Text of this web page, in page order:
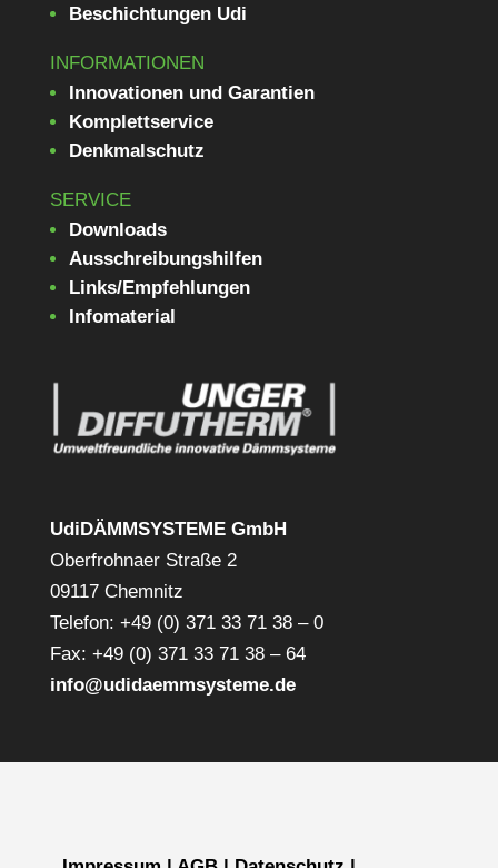
Beschichtungen Udi
INFORMATIONEN
Innovationen und Garantien
Komplettservice
Denkmalschutz
SERVICE
Downloads
Ausschreibungshilfen
Links/Empfehlungen
Infomaterial
UdiDÄMMSYSTEME GmbH
Oberfrohnaer Straße 2
09117 Chemnitz
Telefon: +49 (0) 371 33 71 38 – 0
Fax: +49 (0) 371 33 71 38 – 64
info@udidaemmsysteme.de